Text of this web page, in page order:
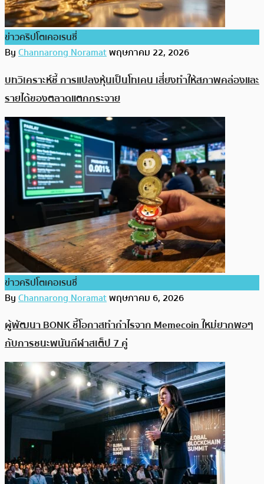
ข่าวคริปโตเคอเรนซี่
ByChannarong Noramatพฤษภาคม 22, 2026
บทวิเคราะห์ชี้ การแปลงหุ้นเป็นโทเคน เสี่ยงทำให้สภาพคล่องและ
รายได้ของตลาดแตกกระจาย
ข่าวคริปโตเคอเรนซี่
ByChannarong Noramatพฤษภาคม 6, 2026
ผู้พัฒนา BONK ชี้โอกาสทำกำไรจาก Memecoin ใหม่ยากพอๆ
กับการชนะพนันกีฬาสเต็ป 7 คู่